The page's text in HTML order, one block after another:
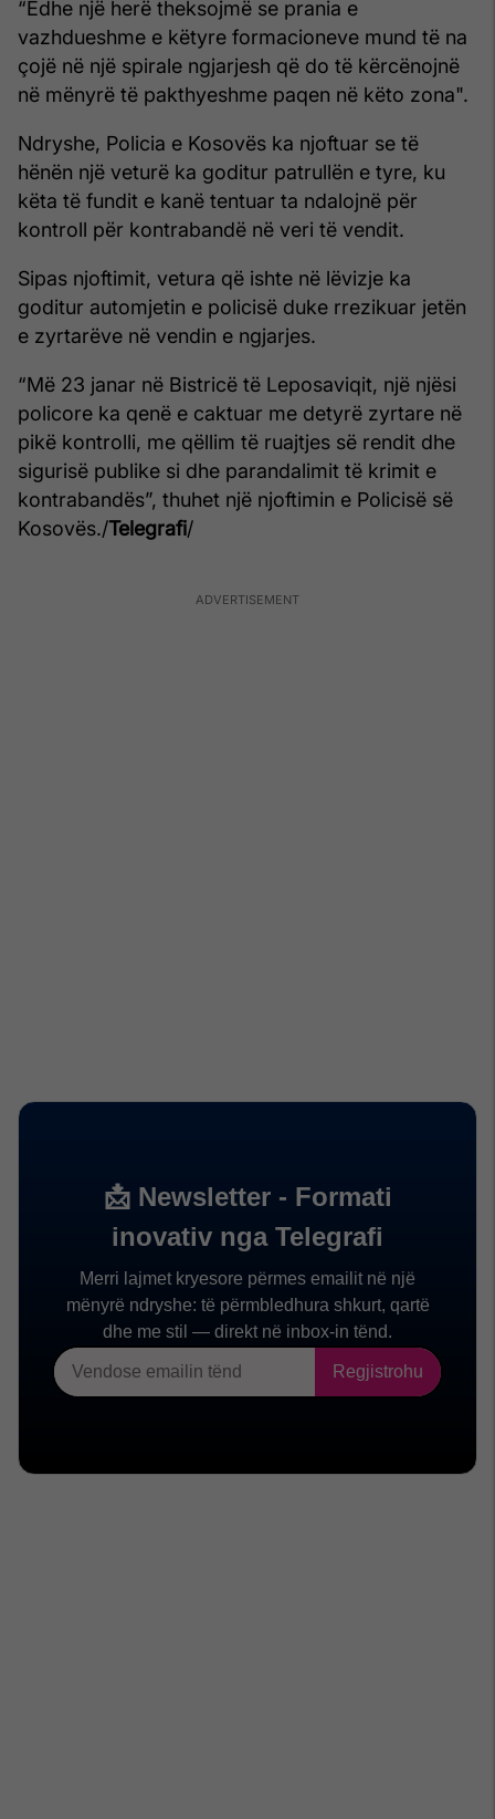
“Edhe një herë theksojmë se prania e
vazhdueshme e këtyre formacioneve mund të na
çojë në një spirale ngjarjesh që do të kërcënojnë
në mënyrë të pakthyeshme paqen në këto zona".
Ndryshe, Policia e Kosovës ka njoftuar se të
hënën një veturë ka goditur patrullën e tyre, ku
këta të fundit e kanë tentuar ta ndalojnë për
kontroll për kontrabandë në veri të vendit.
Sipas njoftimit, vetura që ishte në lëvizje ka
goditur automjetin e policisë duke rrezikuar jetën
e zyrtarëve në vendin e ngjarjes.
“Më 23 janar në Bistricë të Leposaviqit, një njësi
policore ka qenë e caktuar me detyrë zyrtare në
pikë kontrolli, me qëllim të ruajtjes së rendit dhe
sigurisë publike si dhe parandalimit të krimit e
kontrabandës”, thuhet një njoftimin e Policisë së
Kosovës./Telegrafi/